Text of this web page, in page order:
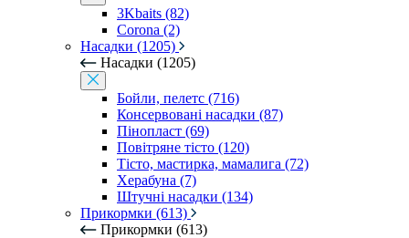
3Kbaits (82)
Corona (2)
Насадки (1205)
Насадки (1205)
Бойли, пелетс (716)
Консервовані насадки (87)
Пінопласт (69)
Повітряне тісто (120)
Тісто, мастирка, мамалига (72)
Херабуна (7)
Штучні насадки (134)
Прикормки (613)
Прикормки (613)